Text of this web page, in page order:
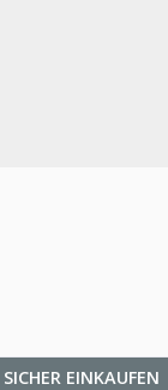
SICHER EINKAUFEN